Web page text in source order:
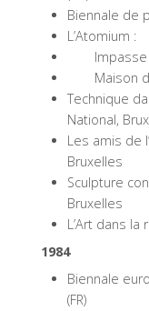
Biennale de
L’Atomium :
Maison
Technique
National,
Les amis de
Bruxelles
Sculpture
Bruxelles
L’Art dans la
1984
Biennale
(FR)